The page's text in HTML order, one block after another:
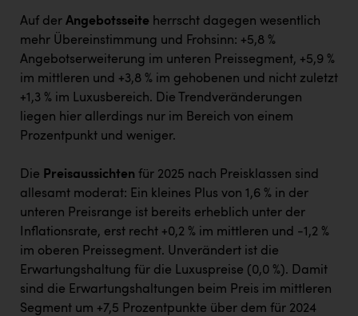
Auf der Angebotsseite herrscht dagegen wesentlich
mehr Übereinstimmung und Frohsinn: +5,8 %
Angebotserweiterung im unteren Preissegment, +5,9 %
im mittleren und +3,8 % im gehobenen und nicht zuletzt
+1,3 % im Luxusbereich. Die Trendveränderungen
liegen hier allerdings nur im Bereich von einem
Prozentpunkt und weniger.
Die Preisaussichten für 2025 nach Preisklassen sind
allesamt moderat: Ein kleines Plus von 1,6 % in der
unteren Preisrange ist bereits erheblich unter der
Inflationsrate, erst recht +0,2 % im mittleren und -1,2 %
im oberen Preissegment. Unverändert ist die
Erwartungshaltung für die Luxuspreise (0,0 %). Damit
sind die Erwartungshaltungen beim Preis im mittleren
Segment um +7,5 Prozentpunkte über dem für 2024